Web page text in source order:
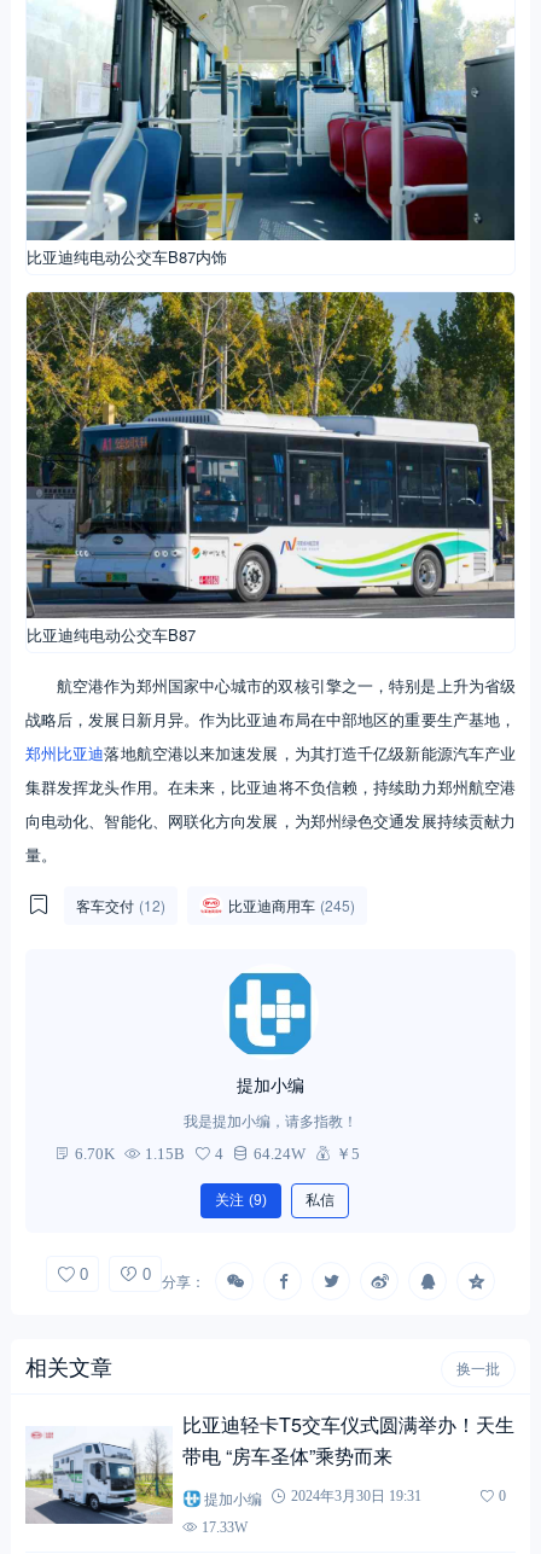
比亚迪纯电动公交车B87内饰
比亚迪纯电动公交车B87
航空港作为郑州国家中心城市的双核引擎之一，特别是上升为省级
战略后，发展日新月异。作为比亚迪布局在中部地区的重要生产基地，
郑州比亚迪落地航空港以来加速发展，为其打造千亿级新能源汽车产业
集群发挥龙头作用。在未来，比亚迪将不负信赖，持续助力郑州航空港
向电动化、智能化、网联化方向发展，为郑州绿色交通发展持续贡献力
量。
客车交付 (12) 比亚迪商用车 (245)
提加小编
我是提加小编，请多指教！
6.70K 1.15B 4 64.24W ￥5
关注 (9) 私信
0 0 分享：
相关文章 换一批
比亚迪轻卡T5交车仪式圆满举办！天生
带电 “房车圣体”乘势而来
提加小编 2024年3月30日 19:31
0
17.33W